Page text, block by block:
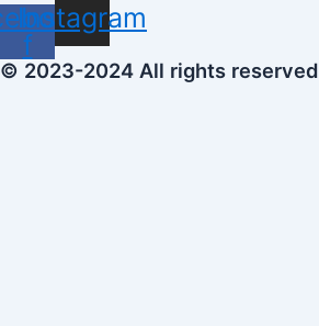
f
Instagram
© 2023-2024 All rights reserved